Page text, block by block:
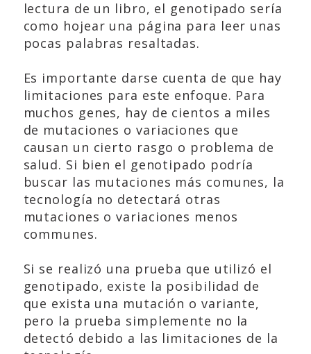
lectura de un libro, el genotipado sería
como hojear una página para leer unas
pocas palabras resaltadas.
Es importante darse cuenta de que hay
limitaciones para este enfoque. Para
muchos genes, hay de cientos a miles
de mutaciones o variaciones que
causan un cierto rasgo o problema de
salud. Si bien el genotipado podría
buscar las mutaciones más comunes, la
tecnología no detectará otras
mutaciones o variaciones menos
communes.
Si se realizó una prueba que utilizó el
genotipado, existe la posibilidad de
que exista una mutación o variante,
pero la prueba simplemente no la
detectó debido a las limitaciones de la